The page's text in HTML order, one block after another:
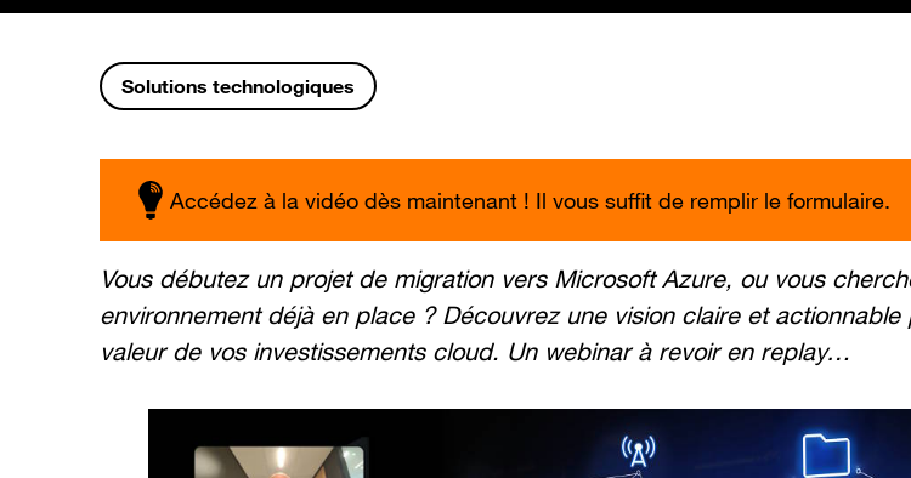
Solutions technologiques
Accédez à la vidéo dès maintenant ! Il vous suffit de remplir le formulaire.
Vous débutez un projet de migration vers Microsoft Azure, ou vous
environnement déjà en place ? Découvrez une vision claire et actionnable
valeur de vos investissements cloud. Un webinar à revoir en replay…